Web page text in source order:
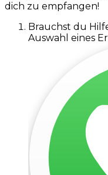
dich zu empfangen!
Brauchst du
Auswahl eines